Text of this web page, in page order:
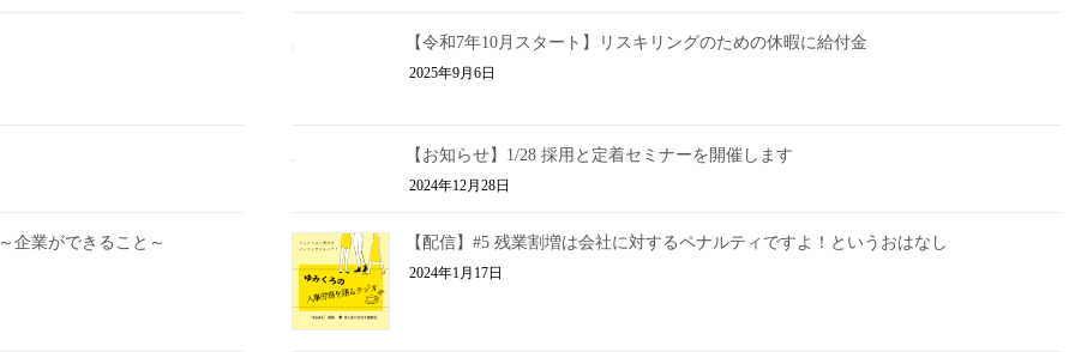
【令和7年10月スタート】リスキリングのための休暇に給付金
2025年9月6日
【お知らせ】1/28 採用と定着セミナーを開催します
2024年12月28日
業ができること～ 【配信】#5 残業割増は会社に対するペナルティですよ！というおはなし
2024年1月17日